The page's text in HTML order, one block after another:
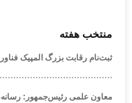
منتخب هفته
ثبت‌نام رقابت بزرگ المپیک فناوری ۲۰۲۶ آغاز
معاون علمی رئیس‌جمهور: